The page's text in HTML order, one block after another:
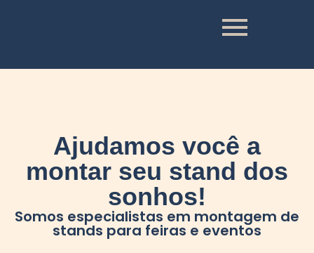
Ajudamos você a
montar seu stand dos
sonhos!
Somos especialistas em montagem de
stands para feiras e eventos